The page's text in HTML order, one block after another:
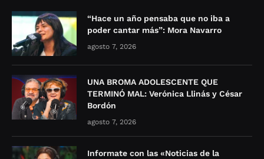
“Hace un año pensaba que no iba a
poder cantar más”: Mora Navarro
agosto 7, 2026
UNA BROMA ADOLESCENTE QUE
TERMINÓ MAL: Verónica Llinás y César
Bordón
agosto 7, 2026
Informate con las «Noticias de la